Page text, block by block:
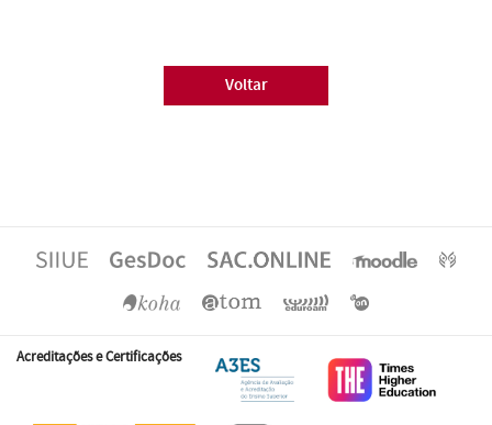
Voltar
Acreditações e Certificações